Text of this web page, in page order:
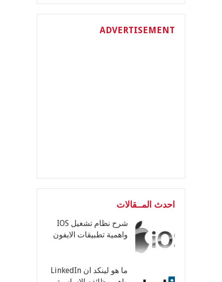
ADVERTISEMENT
احدث المــقالات
شرح نظام تشغيل IOS
واهمية تطبيقات الايفون
ما هو لينكد ان LinkedIn